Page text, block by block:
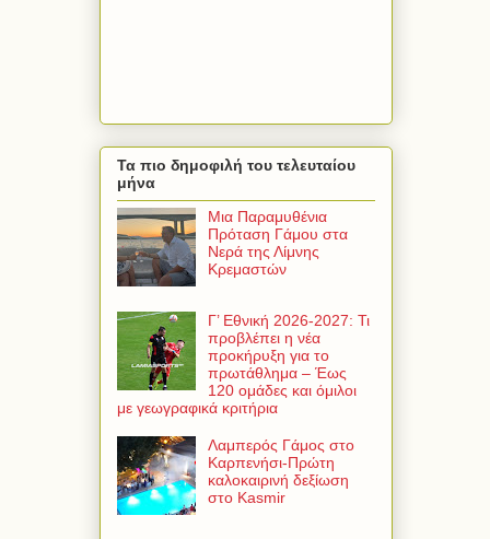
Τα πιο δημοφιλή του τελευταίου
μήνα
Μια Παραμυθένια
Πρόταση Γάμου στα
Νερά της Λίμνης
Κρεμαστών
Γ’ Εθνική 2026-2027: Τι
προβλέπει η νέα
προκήρυξη για το
πρωτάθλημα – Έως
120 ομάδες και όμιλοι
με γεωγραφικά κριτήρια
Λαμπερός Γάμος στο
Καρπενήσι-Πρώτη
καλοκαιρινή δεξίωση
στο Kasmir